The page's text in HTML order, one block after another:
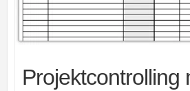
Projektcontrolling